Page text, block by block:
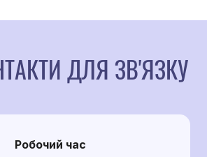
ДЛЯ ЗВ'ЯЗКУ
Робочий час